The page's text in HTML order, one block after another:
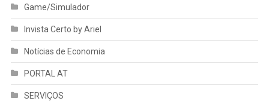
Game/Simulador
Invista Certo by Ariel
Notícias de Economia
PORTAL AT
SERVIÇOS